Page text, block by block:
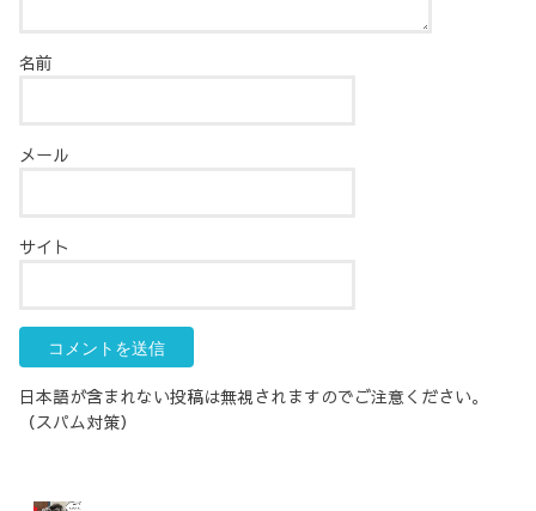
名前
メール
サイト
日本語が含まれない投稿は無視されますのでご注意ください。
（スパム対策）